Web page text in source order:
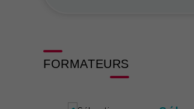
FORMATEURS